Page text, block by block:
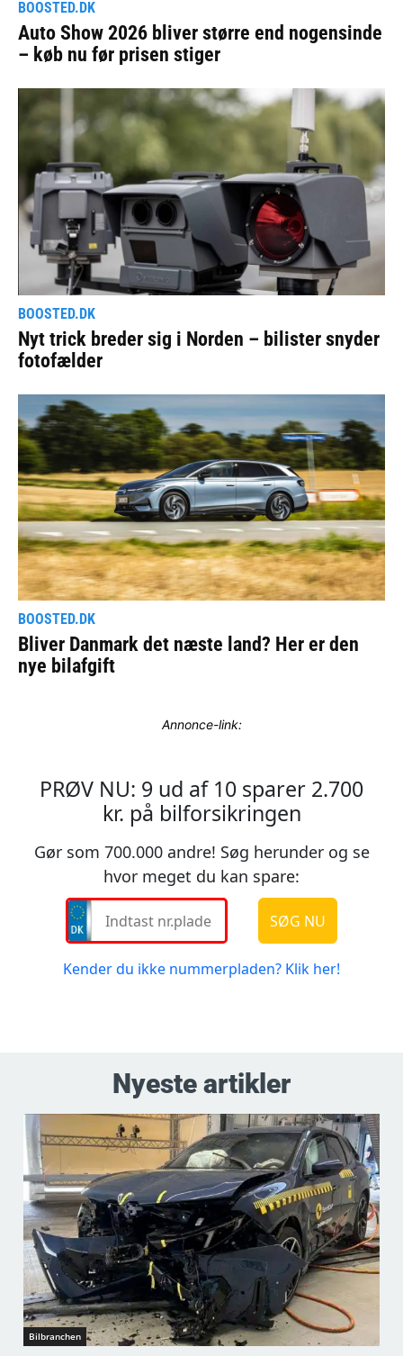
Annonce-link:
Nyeste artikler
Bilbranchen